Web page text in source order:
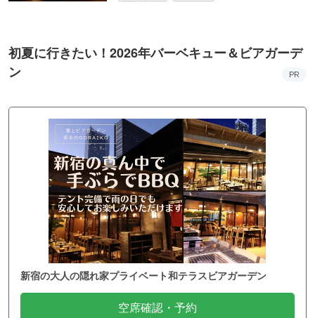
初夏に行きたい！2026年バーベキュー＆ビアガーデ
ン
PR
新宿の大人の隠れ家プライベート和テラスビアガーデン
空席確認・予約